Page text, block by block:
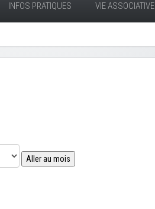
INFOS PRATIQUES VIE ASSOCIATIVE
Aller au mois